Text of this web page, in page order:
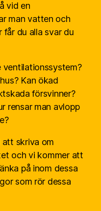
vid en
man vatten och
du alla svar du
ventilationssystem?
Kan ökad
försvinner?
rensar man avlopp
att skriva om
och vi kommer att
på inom dessa
som rör dessa